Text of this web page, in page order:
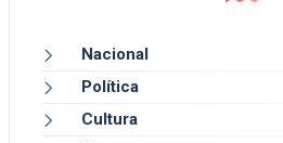
Nacional
Política
Cultura